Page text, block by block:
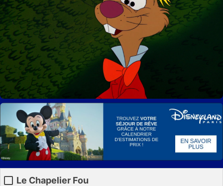
Le Chapelier Fou